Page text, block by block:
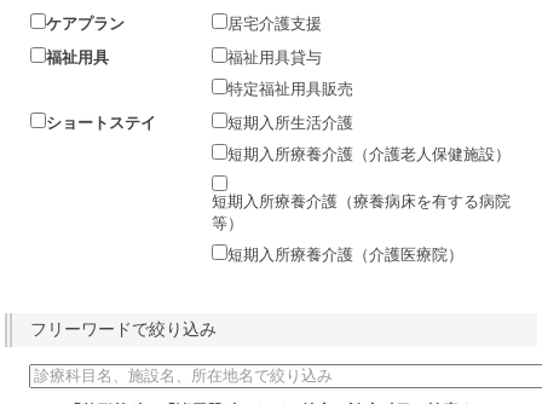
ケアプラン
居宅介護支援
福祉用具
福祉用具貸与
特定福祉用具販売
ショートステイ
短期入所生活介護
短期入所療養介護（介護老人保健施設）
短期入所療養介護（療養病床を有する病院
等）
短期入所療養介護（介護医療院）
フリーワードで絞り込み